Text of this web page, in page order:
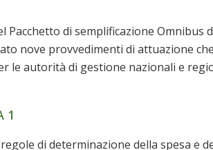
Pacchetto di semplificazione Omnibus
nove provvedimenti di attuazione
le autorità di gestione nazionali e
1
di determinazione della spesa e